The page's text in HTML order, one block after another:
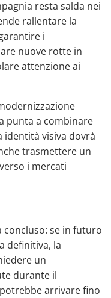
resta salda nei
rallentare la
i
nuove rotte in
attenzione ai
punta a combinare
identità visiva dovrà
trasmettere un
i mercati
concluso: se in futuro
definitiva, la
un
durante il
arrivare fino